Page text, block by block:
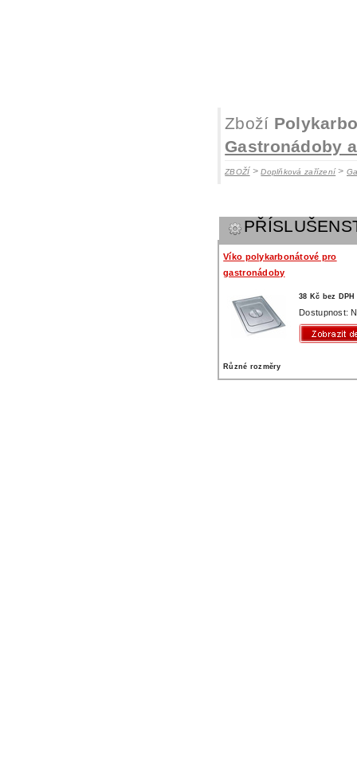
Zboží
Gastronádoby
ZBOŽÍ >Doplňková zařízení>
Víko polykarbonátové pro
gastronádoby
38 Kč bez DPH
Dostupnost:
Různé rozměry